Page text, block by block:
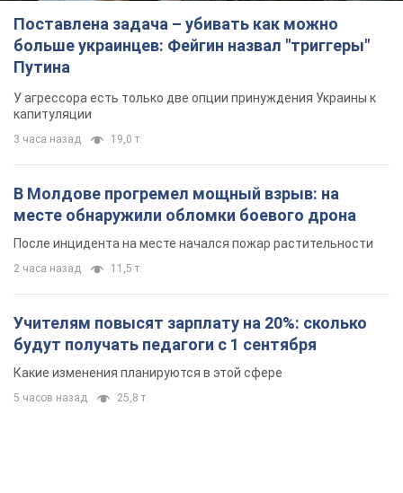
В Молдове прогремел мощный взрыв: на
месте обнаружили обломки боевого дрона
После инцидента на месте начался пожар растительности
2 часа назад
Учителям повысят зарплату на 20%: сколько
будут получать педагоги с 1 сентября
Какие изменения планируются в этой сфере
5 часов назад 25,8 т.